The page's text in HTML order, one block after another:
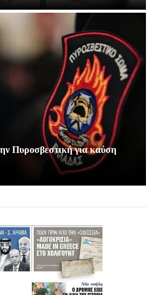
Πυροσβεστική για καύση